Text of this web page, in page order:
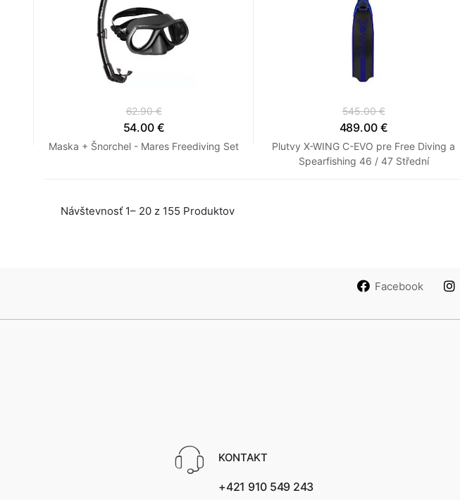
62.90 €
54.00 €
Maska + Šnorchel - Mares Freediving Set
545.00 €
489.00 €
Plutvy X-WING C-EVO pre Free Diving a
Spearfishing 46 / 47 Střední
Návštevnosť 1– 20 z 155 Produktov
Facebook
KONTAKT
+421 910 549 243